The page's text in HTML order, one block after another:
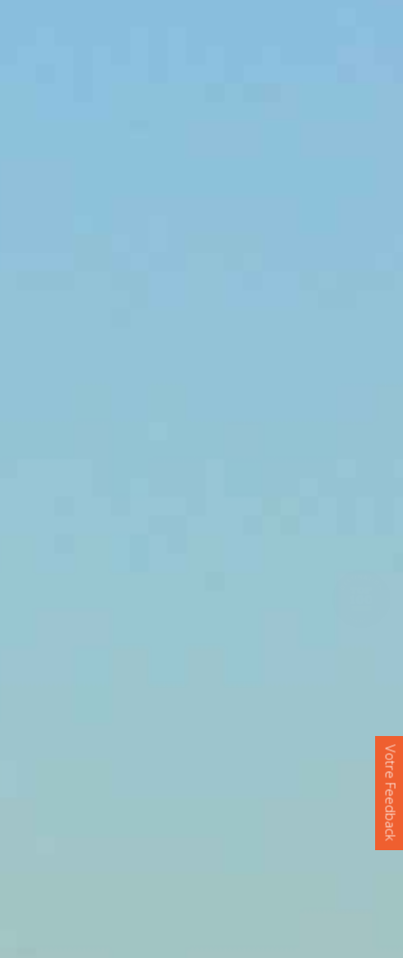
Votre Feedback